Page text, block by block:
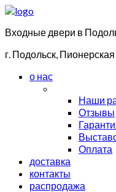
Входные двери в
г. Подольск,
о нас
Наши
Отзывы
Оплата
доставка
контакты
распродажа